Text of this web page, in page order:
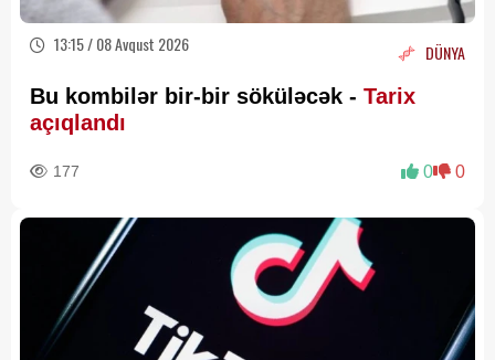
13:15 / 08 Avqust 2026 DÜNYA
Bu kombilər bir-bir söküləcək - Tarix
açıqlandı
177 0 0